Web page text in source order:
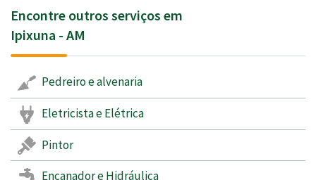
Encontre outros serviços em
Ipixuna - AM
Pedreiro e alvenaria
Eletricista e Elétrica
Pintor
Encanador e Hidráulica